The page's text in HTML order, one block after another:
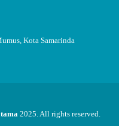
Kota Samarinda
2025. All rights reserved.